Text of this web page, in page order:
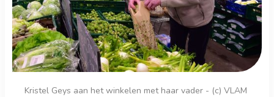
Kristel Geys aan het winkelen met haar vader - (c) VLAM